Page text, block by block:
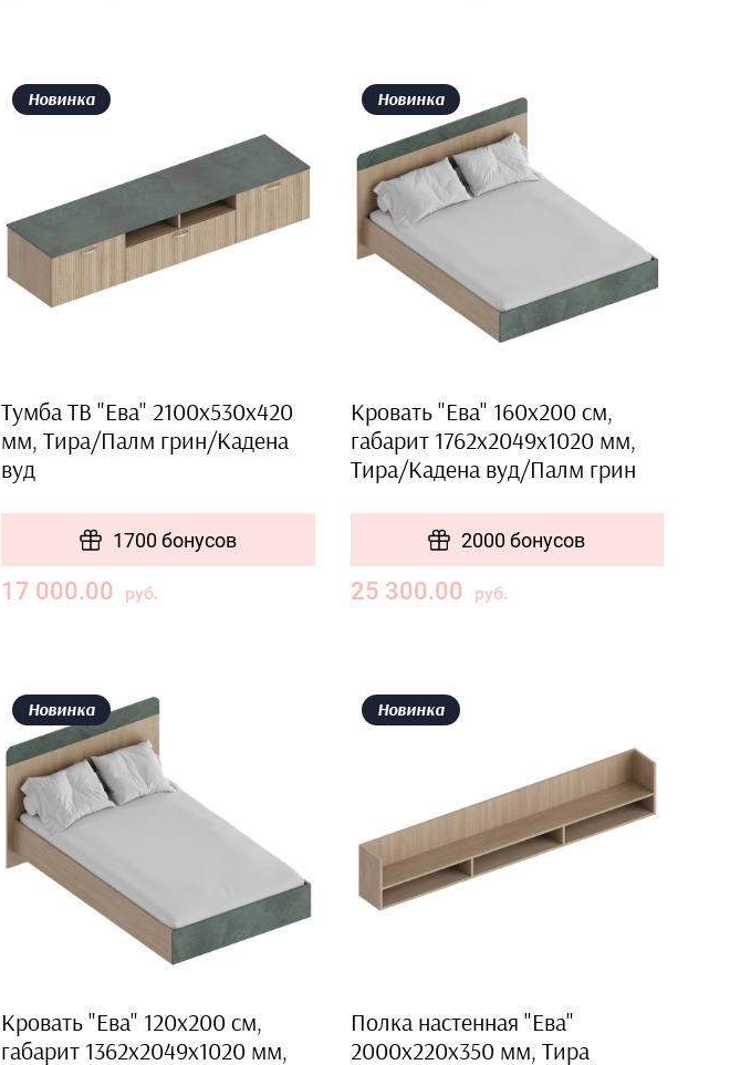
Новинка
Тумба ТВ "Ева" 2100х530х420
мм, Тира/Палм грин/Кадена
вуд
1700 бонусов
17 000.00 руб.
Новинка
Кровать "Ева" 160х200 см,
габарит 1762х2049х1020 мм,
Тира/Кадена вуд/Палм грин
2000 бонусов
25 300.00 руб.
Новинка
Кровать "Ева" 120х200 см,
габарит 1362х2049х1020 мм,
Новинка
Полка настенная "Ева"
2000х220х350 мм, Тира